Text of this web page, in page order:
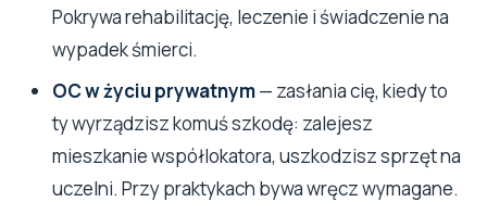
Pokrywa rehabilitację, leczenie i świadczenie na
wypadek śmierci.
OC w życiu prywatnym— zasłania cię, kiedy to
ty wyrządzisz komuś szkodę: zalejesz
mieszkanie współlokatora, uszkodzisz sprzęt na
uczelni. Przy praktykach bywa wręcz wymagane.